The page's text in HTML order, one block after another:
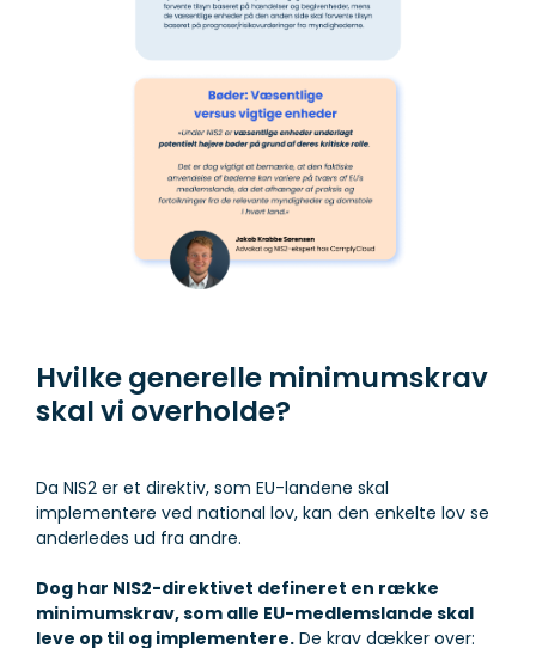
Hvilke generelle minimumskrav
skal vi overholde?
Da NIS2 er et direktiv, som EU-landene skal
implementere ved national lov, kan den enkelte lov se
anderledes ud fra andre.
Dog har NIS2-direktivet defineret en række
minimumskrav, som alle EU-medlemslande skal
leve op til og implementere. De krav dækker over: